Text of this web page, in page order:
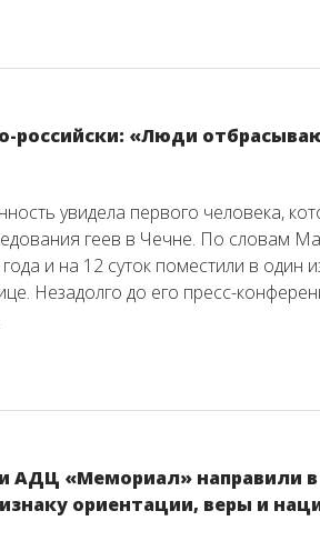
российски: «Люди
увидела первого человека,
геев в Чечне. По словам
и на 12 суток поместили в один
Незадолго до его пресс-
АДЦ «Мемориал» направили
ориентации, веры и